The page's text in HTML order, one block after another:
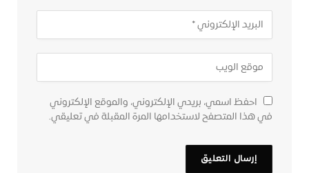
احفظ اسمي، بريدي الإلكتروني، والموقع الإلكتروني
في هذا المتصفح لاستخدامها المرة المقبلة في تعليقي.